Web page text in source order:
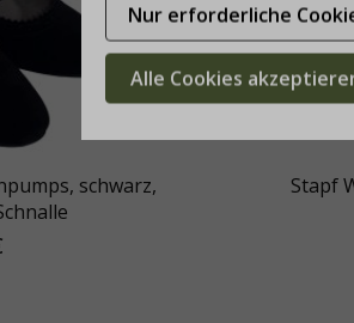
schwarz,
Stapf
Nur erforderliche
Alle Cookies